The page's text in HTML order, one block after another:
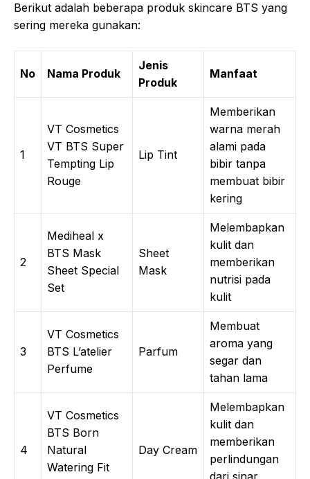
Berikut adalah beberapa produk skincare BTS yang
sering mereka gunakan:
No Nama Produk
Jenis
Produk
Manfaat
1
VT Cosmetics
VT BTS Super
Tempting Lip
Rouge
Lip Tint
Memberikan
warna merah
alami pada
bibir tanpa
membuat bibir
kering
2
Mediheal x
BTS Mask
Sheet Special
Set
Sheet
Mask
Melembapkan
kulit dan
memberikan
nutrisi pada
kulit
3
VT Cosmetics
BTS L’atelier
Perfume
Parfum
Membuat
aroma yang
segar dan
tahan lama
4
VT Cosmetics
BTS Born
Natural
Watering Fit
Day Cream
Melembapkan
kulit dan
memberikan
perlindungan
dari sinar